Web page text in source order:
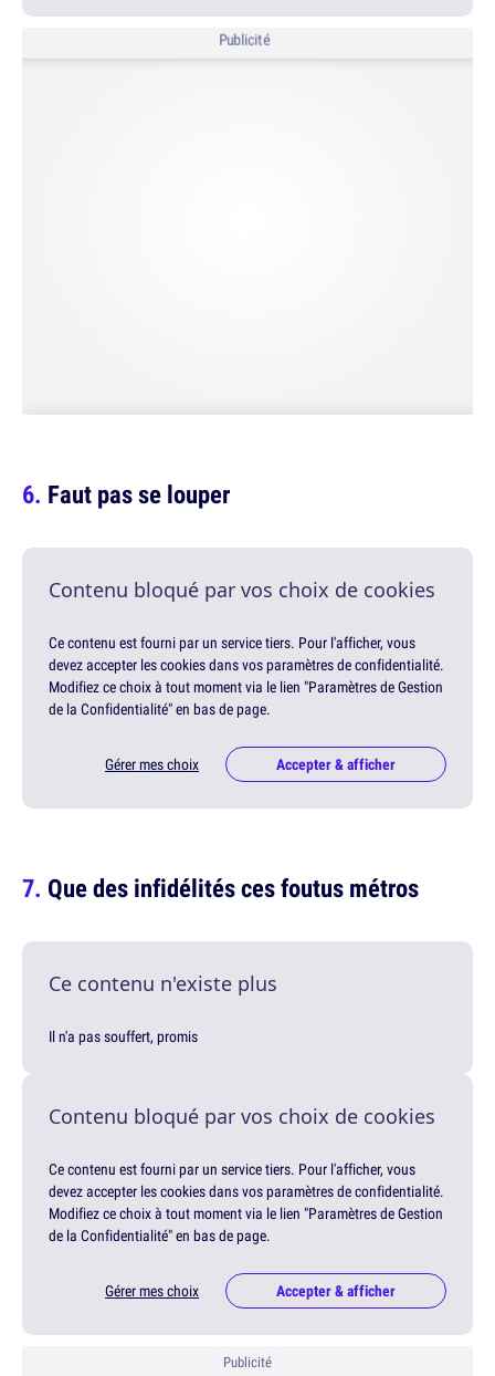
Publicité
Faut pas se louper
Contenu bloqué par vos choix de cookies
Ce contenu est fourni par un service tiers. Pour l'afficher, vous
devez accepter les cookies dans vos paramètres de confidentialité.
Modifiez ce choix à tout moment via le lien "Paramètres de Gestion
de la Confidentialité" en bas de page.
Gérer mes choix Accepter & afficher
Que des infidélités ces foutus métros
Ce contenu n'existe plus
Il n'a pas souffert, promis
Contenu bloqué par vos choix de cookies
Ce contenu est fourni par un service tiers. Pour l'afficher, vous
devez accepter les cookies dans vos paramètres de confidentialité.
Modifiez ce choix à tout moment via le lien "Paramètres de Gestion
de la Confidentialité" en bas de page.
Gérer mes choix Accepter & afficher
Publicité